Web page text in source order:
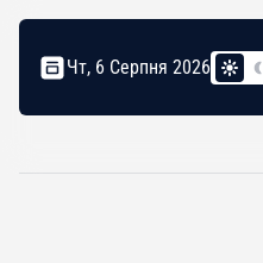
Чт, 6 Серпня 2026